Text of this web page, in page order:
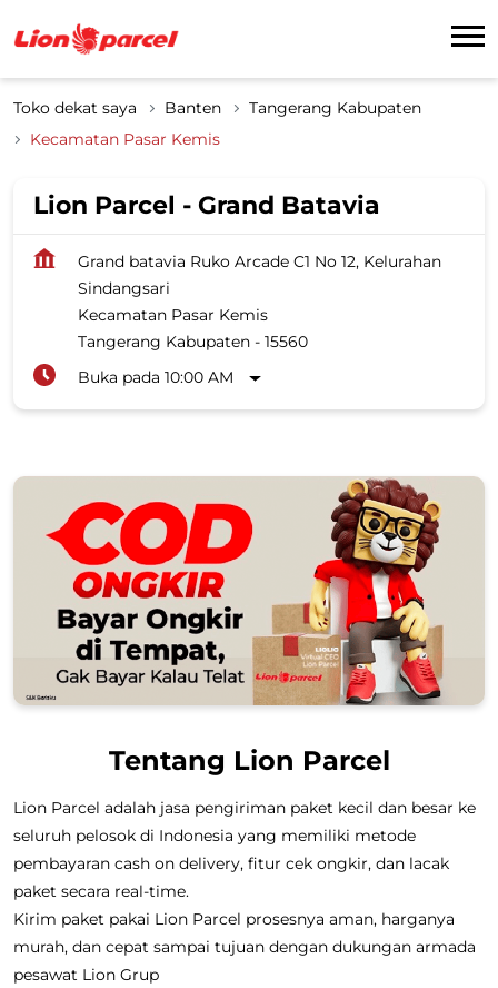
Toko dekat saya Banten
Tangerang Kabupaten
Kecamatan Pasar Kemis
Lion Parcel - Grand Batavia
Grand batavia Ruko Arcade C1 No 12, Kelurahan
Sindangsari
Kecamatan Pasar Kemis
Tangerang Kabupaten - 15560
Buka pada 10:00 AM
Tentang Lion Parcel
Lion Parcel adalah jasa pengiriman paket kecil dan besar ke
seluruh pelosok di Indonesia yang memiliki metode
pembayaran cash on delivery, fitur cek ongkir, dan lacak
paket secara real-time.
Kirim paket pakai Lion Parcel prosesnya aman, harganya
murah, dan cepat sampai tujuan dengan dukungan armada
pesawat Lion Grup